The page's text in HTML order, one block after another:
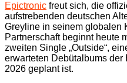
Epictronic freut sich, die
aufstrebenden deutschen
Greyline in seinem globalen
Partnerschaft beginnt heute
zweiten Single „Outside“,
erwarteten Debütalbums der
2026 geplant ist.